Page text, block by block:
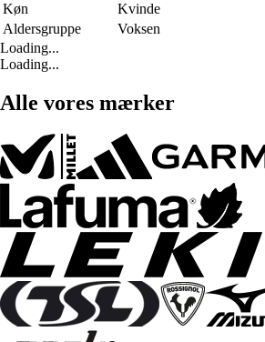
Køn
Kvinde
Aldersgruppe
Voksen
Loading...
Loading...
Alle vores mærker